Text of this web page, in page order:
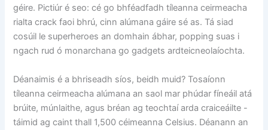
géire. Pictiúr é seo: cé go bhféadfadh tíleanna ceirmeacha
rialta crack faoi bhrú, cinn alúmana gáire sé as. Tá siad
cosúil le superheroes an domhain ábhar, popping suas i
ngach rud ó monarchana go gadgets ardteicneolaíochta.
Déanaimis é a bhriseadh síos, beidh muid? Tosaíonn
tíleanna ceirmeacha alúmana an saol mar phúdar fíneáil atá
brúite, múnlaithe, agus bréan ag teochtaí arda craiceáilte -
táimid ag caint thall 1,500 céimeanna Celsius. Déanann an